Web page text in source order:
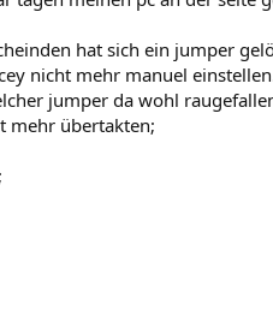
hat sich ein jumper
nicht mehr manuel
jumper da wohl
mehr übertakten;